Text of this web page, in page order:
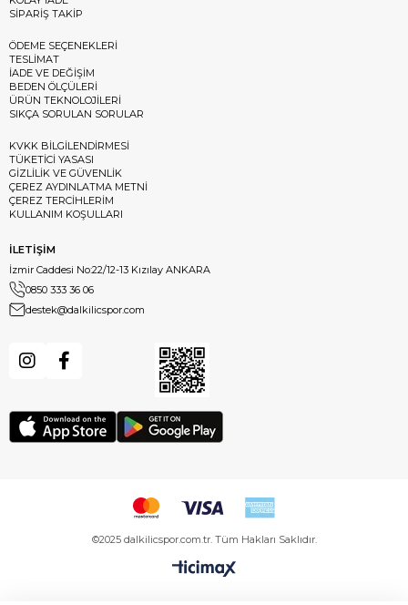
SİPARİŞ TAKİP
ÖDEME SEÇENEKLERİ
TESLİMAT
İADE VE DEĞİŞİM
BEDEN ÖLÇÜLERİ
ÜRÜN TEKNOLOJİLERİ
SIKÇA SORULAN SORULAR
KVKK BİLGİLENDİRMESİ
TÜKETİCİ YASASI
GİZLİLİK VE GÜVENLİK
ÇEREZ AYDINLATMA METNİ
ÇEREZ TERCİHLERİM
KULLANIM KOŞULLARI
İLETİŞİM
İzmir Caddesi No:22/12-13 Kızılay ANKARA
0850 333 36 06
destek@dalkilicspor.com
©2025 dalkilicspor.com.tr. Tüm Hakları Saklıdır.